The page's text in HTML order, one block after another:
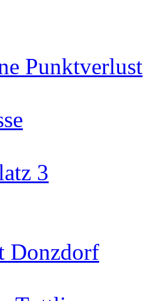
Punktverlust
3
Donzdorf